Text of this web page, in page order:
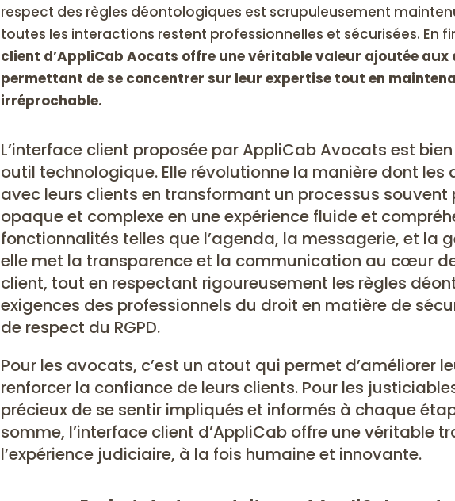
respect des règles déontologiques est scrupuleusement
toutes les interactions restent professionnelles et sécurisées. En
client d’AppliCab Aocats offre une véritable valeur ajoutée aux
permettant de se concentrer sur leur expertise tout en
irréprochable.
L’interface client proposée par AppliCab Avocats est
outil technologique. Elle révolutionne la manière dont
avec leurs clients en transformant un processus
opaque et complexe en une expérience fluide et
fonctionnalités telles que l’agenda, la messagerie, et la
elle met la transparence et la communication au cœur
client, tout en respectant rigoureusement les règles
exigences des professionnels du droit en matière de
de respect du RGPD.
Pour les avocats, c’est un atout qui permet d’améliorer
renforcer la confiance de leurs clients. Pour les
précieux de se sentir impliqués et informés à chaque
somme, l’interface client d’AppliCab offre une véritable
l’expérience judiciaire, à la fois humaine et innovante.